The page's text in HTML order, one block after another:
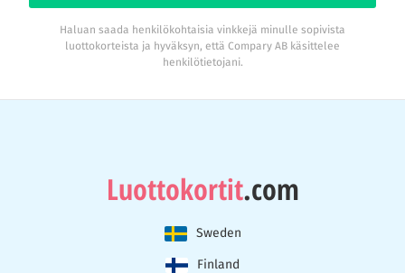
Haluan saada henkilökohtaisia vinkkejä minulle sopivista
luottokorteista ja hyväksyn, että Compary AB käsittelee
henkilötietojani.
Luottokortit.com
Sweden
Finland